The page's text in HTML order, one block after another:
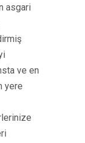
asgari
ve en
yere